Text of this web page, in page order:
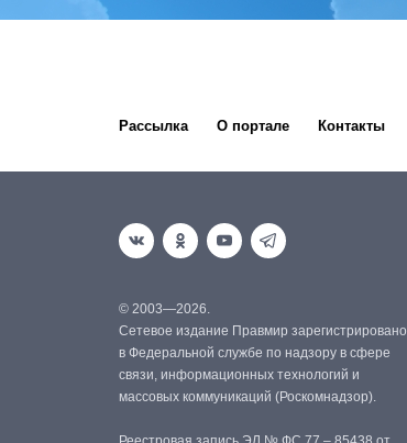
Рассылка О портале Контакты
© 2003—2026.
Сетевое издание Правмир зарегистрировано
в Федеральной службе по надзору в сфере
связи, информационных технологий и
массовых коммуникаций (Роскомнадзор).